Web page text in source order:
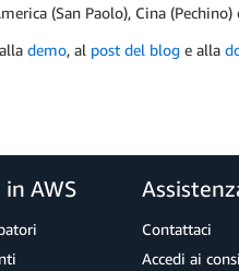
(San Paolo), Cina
demo, al post del blog e alla
AWS
Contattaci
Accedi ai